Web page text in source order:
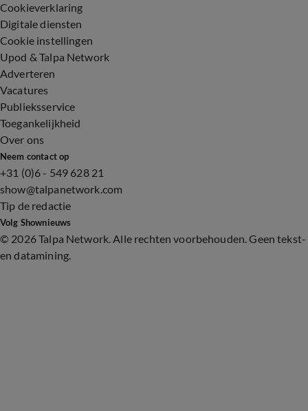
Cookieverklaring
Digitale diensten
Cookie instellingen
Upod & Talpa Network
Adverteren
Vacatures
Publieksservice
Toegankelijkheid
Over ons
Neem contact op
+31 (0)6 - 549 628 21
show@talpanetwork.com
Tip de redactie
Volg Shownieuws
© 2026 Talpa Network. Alle rechten voorbehouden. Geen tekst-
en datamining.